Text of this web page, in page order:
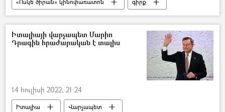
«Ոսկե ծիրան» կինոփառատոն
գիրք
շնորհանդես
Կիրիլ Ռազլոգով
Իտալիայի վարչապետ Մարիո
Դրագին հրաժարական է տալիս
14 հուլիսի 2022, 21:24
Իտալիա
Վարչապետ